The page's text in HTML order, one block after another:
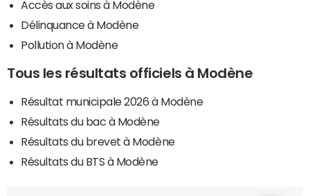
Accès aux soins à Modène
Délinquance à Modène
Pollution à Modène
Tous les résultats officiels à Modène
Résultat municipale 2026 à Modène
Résultats du bac à Modène
Résultats du brevet à Modène
Résultats du BTS à Modène